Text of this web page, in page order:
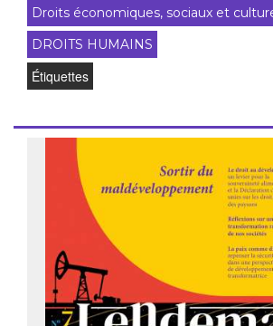
Droits économiques, sociaux et
DROITS HUMAINS
Étiquettes